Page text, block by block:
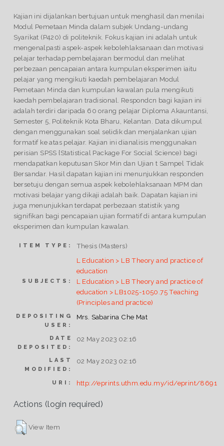
Kajian ini dijalankan bertujuan untuk menghasil dan menilai
Modul Pemetaan Minda dalam subjek Undang-undang
Syarikat (P420) di politeknik. Fokus kajian ini adalah untuk
mengenalpasti aspek-aspek kebolehlaksanaan dan motivasi
pelajar terhadap pembelajaran bermodul dan melihat
perbezaan pencapaian antara kumpulan eksperimen iaitu
pelajar yang mengikuti kaedah pembelajaran Modul
Pemetaan Minda dan kumpulan kawalan pula mengikuti
kaedah pembelajaran tradisional. Respondcn bagi kajian ini
adalah terdiri daripada 60 orang pelajar Diploma Akauntansi,
Semester 5, Politeknik Kota Bharu, Kelantan. Data dikumpul
dengan menggunakan soal selidik dan menjalankan ujian
formatif ke atas pelajar. Kajian ini dianalisis menggunakan
perisian SPSS {Statistical Package For Social Science) bagi
mendapatkan keputusan Skor Min dan Ujian t Sampel Tidak
Bersandar. Hasil dapatan kajian ini menunjukkan responden
bersetuju dengan semua aspek kebolehlaksanaan MPM dan
motivasi belajar yang dikaji adalah baik. Dapatan kajian ini
juga menunjukkan terdapat perbezaan statistik yang
signifikan bagi pencapaian ujian formatif di antara kumpulan
eksperimen dan kumpulan kawalan.
ITEM TYPE: Thesis (Masters)
SUBJECTS:
L Education > LB Theory and practice of
education
L Education > LB Theory and practice of
education > LB1025-1050.75 Teaching
(Principles and practice)
DEPOSITING
USER:
Mrs. Sabarina Che Mat
DATE
DEPOSITED:
02 May 2023 02:16
LAST
MODIFIED:
02 May 2023 02:16
URI: http://eprints.uthm.edu.my/id/eprint/8691
Actions (login required)
View Item